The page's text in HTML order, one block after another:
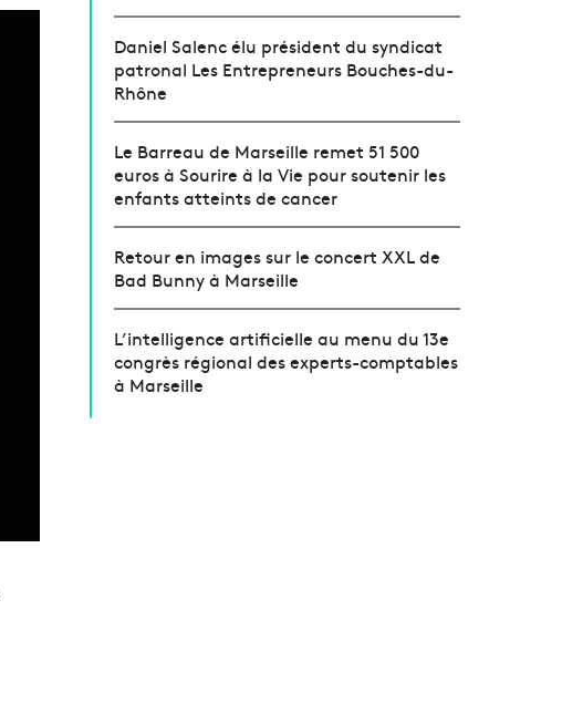
Daniel Salenc élu président du syndicat
patronal Les Entrepreneurs Bouches-du-
Rhône
Le Barreau de Marseille remet 51 500
euros à Sourire à la Vie pour soutenir les
enfants atteints de cancer
Retour en images sur le concert XXL de
Bad Bunny à Marseille
L’intelligence artificielle au menu du 13e
congrès régional des experts-comptables
à Marseille